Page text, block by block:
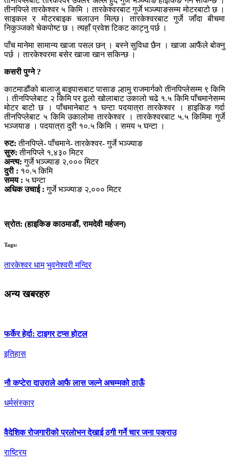
तीनपिप्ले तारकेश्वर ५ किमि । तारकेश्वरबाट गुर्जे भञ्ज्याङसम्म मोटरबाटो छ ।
साइकल र मोटरबाइक चलाउन मिल्छ। तारकेश्वरबाट गुर्जे जाँदा बीचमा
निकुञ्जको चेकपोष्ट छ । त्यहाँ प्रवेश टिकट काट्नु पर्छ ।
पाँच मानेमा सामान्य खाजा पसल छन् । बस्ने सुविधा छैन । खाजा आफैंले बोक्नु
पर्छ । तारकेश्वरमा बसेर खाजा खान सकिन्छ ।
कसरी पुग्ने ?
काटमाडौंको बालाजु बाइपासबाट पासाङ ल्हामु राजमार्गको तीनपिप्लेसम्म ९ किमि
। तीनपिप्लेबाट २ किमि पर ठूलो खोलाबाट उकालो चढे १.५ किमि पाँचमानेसम्म
मोटर बाटो छ । पाँचमानेबाट १ घन्टा पदयात्रा तारकेश्वर । हाइकिङ गर्दा
तीनपिप्लेबाट ५ किमि उकालोमा तारकेश्वर । तारकेश्वरबाट ५.५ किमिमा गुर्जे
भञ्जयाङ । पदयात्रा दुरी १०.५ किमि । समय ५ घन्टा ।
रुट: तीनपिप्ले- पाँचमाने- तारकेश्वर- गुर्जे भञ्ज्याङ
सुरु: तीनपिप्ले १,४३० मिटर
अन्त्य: गुर्जे भञ्ज्याङ २,००० मिटर
दुरी : १०.५ किमि
समय : ५ घन्टा
अधिक उचाई : गुर्जे भञ्ज्याङ २,००० मिटर
स्रोत: (हाइकिङ काठमाडौं, रामदेवी मर्हजन)
Tags:
तारकेश्वर धाम भुवनेश्वरी मन्दिर
अन्य खबरहरु
फर्केर हेर्दा: टाइगर टप्स होटल
इतिहास
नौ कप्टेरा दाउराले आफै लास जल्ने अचम्मको ठाऊँ
धर्मसंस्कार
वैदेशिक रोजगारीको प्रलोभन देखाई ठगी गर्ने चार जना पक्राउ
राष्ट्रिय